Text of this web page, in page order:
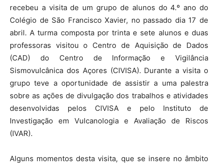
recebeu a visita de um grupo de alunos do 4.º ano do
Colégio de São Francisco Xavier, no passado dia 17 de
abril. A turma composta por trinta e sete alunos e duas
professoras visitou o Centro de Aquisição de Dados
(CAD) do Centro de Informação e Vigilância
Sismovulcânica dos Açores (CIVISA). Durante a visita o
grupo teve a oportunidade de assistir a uma palestra
sobre as ações de divulgação dos trabalhos e atividades
desenvolvidas pelos CIVISA e pelo Instituto de
Investigação em Vulcanologia e Avaliação de Riscos
(IVAR).
Alguns momentos desta visita, que se insere no âmbito